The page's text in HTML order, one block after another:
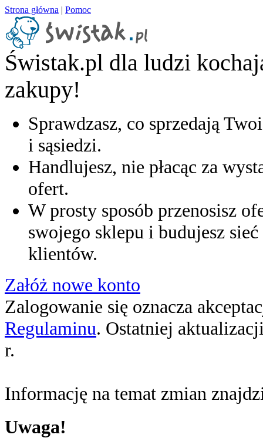
Strona główna | Pomoc
Świstak.pl dla ludzi
zakupy!
Sprawdzasz, co sprzedają
i sąsiedzi.
Handlujesz, nie płacąc za
ofert.
W prosty sposób przenosisz
swojego sklepu i budujesz sieć
klientów.
Załóż nowe konto
Zalogowanie się oznacza
Regulaminu. Ostatniej
r.
Informację na temat zmian
Uwaga!